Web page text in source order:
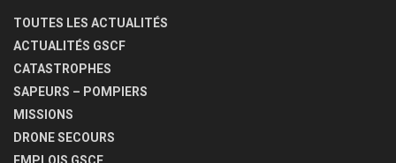
TOUTES LES ACTUALITÉS
ACTUALITÉS GSCF
CATASTROPHES
SAPEURS – POMPIERS
MISSIONS
DRONE SECOURS